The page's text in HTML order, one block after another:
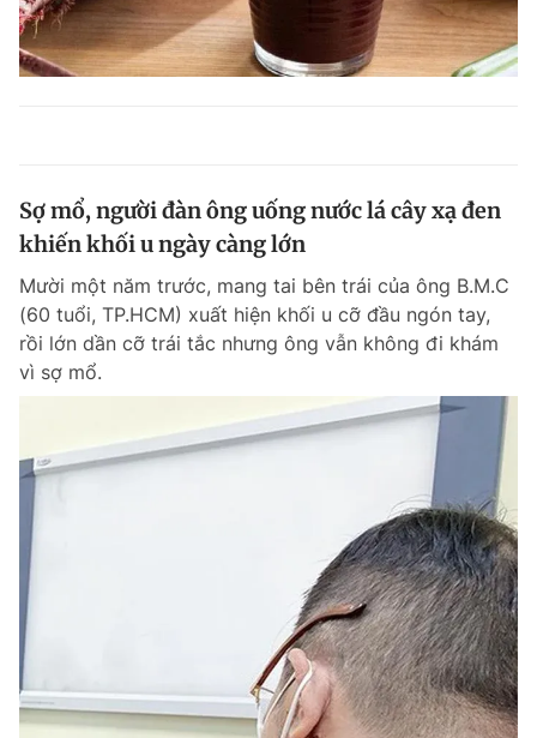
Sợ mổ, người đàn ông uống nước lá cây xạ đen
khiến khối u ngày càng lớn
Mười một năm trước, mang tai bên trái của ông B.M.C
(60 tuổi, TP.HCM) xuất hiện khối u cỡ đầu ngón tay,
rồi lớn dần cỡ trái tắc nhưng ông vẫn không đi khám
vì sợ mổ.